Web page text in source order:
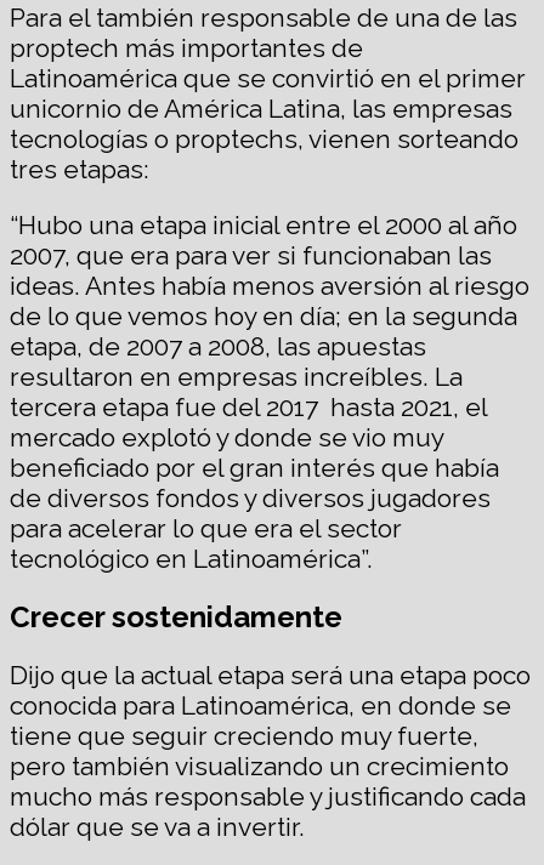
Para el también responsable de una de las
proptech más importantes de
Latinoamérica que se convirtió en el primer
unicornio de América Latina, las empresas
tecnologías o proptechs, vienen sorteando
tres etapas:
“Hubo una etapa inicial entre el 2000 al año
2007, que era para ver si funcionaban las
ideas. Antes había menos aversión al riesgo
de lo que vemos hoy en día; en la segunda
etapa, de 2007 a 2008, las apuestas
resultaron en empresas increíbles. La
tercera etapa fue del 2017 hasta 2021, el
mercado explotó y donde se vio muy
beneficiado por el gran interés que había
de diversos fondos y diversos jugadores
para acelerar lo que era el sector
tecnológico en Latinoamérica”.
Crecer sostenidamente
Dijo que la actual etapa será una etapa poco
conocida para Latinoamérica, en donde se
tiene que seguir creciendo muy fuerte,
pero también visualizando un crecimiento
mucho más responsable y justificando cada
dólar que se va a invertir.